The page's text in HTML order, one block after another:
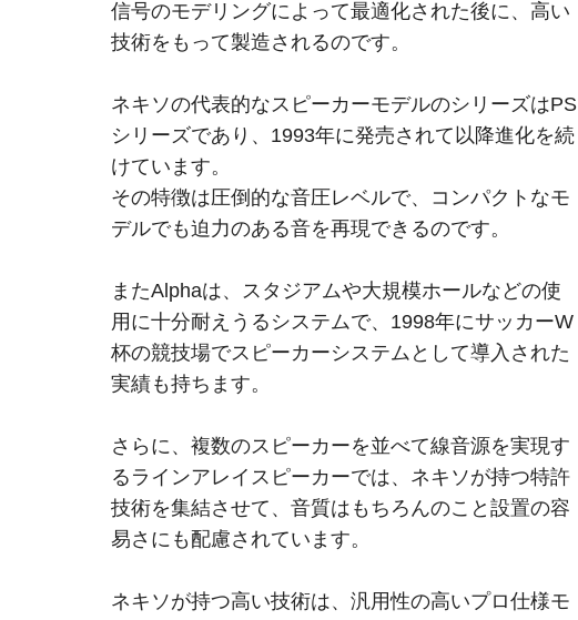
信号のモデリングによって最適化された後に、高い
技術をもって製造されるのです。
ネキソの代表的なスピーカーモデルのシリーズはPS
シリーズであり、1993年に発売されて以降進化を続
けています。
その特徴は圧倒的な音圧レベルで、コンパクトなモ
デルでも迫力のある音を再現できるのです。
またAlphaは、スタジアムや大規模ホールなどの使
用に十分耐えうるシステムで、1998年にサッカーW
杯の競技場でスピーカーシステムとして導入された
実績も持ちます。
さらに、複数のスピーカーを並べて線音源を実現す
るラインアレイスピーカーでは、ネキソが持つ特許
技術を集結させて、音質はもちろんのこと設置の容
易さにも配慮されています。
ネキソが持つ高い技術は、汎用性の高いプロ仕様モ